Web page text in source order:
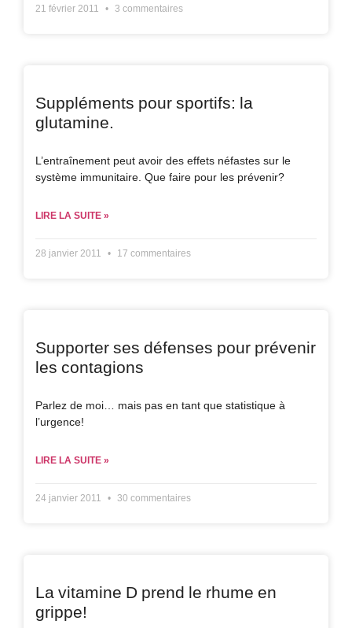
21 février 2011 3 commentaires
Suppléments pour sportifs: la
glutamine.
L’entraînement peut avoir des effets néfastes sur le
système immunitaire. Que faire pour les prévenir?
LIRE LA SUITE »
28 janvier 2011 17 commentaires
Supporter ses défenses pour prévenir
les contagions
Parlez de moi… mais pas en tant que statistique à
l’urgence!
LIRE LA SUITE »
24 janvier 2011 30 commentaires
La vitamine D prend le rhume en
grippe!